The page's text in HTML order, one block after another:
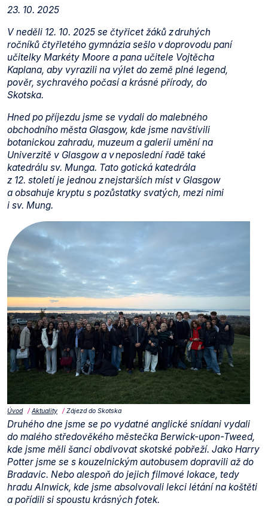
23. 10. 2025
V neděli 12. 10. 2025 se čtyřicet žáků z druhých
ročníků čtyřletého gymnázia sešlo v doprovodu paní
učitelky Markéty Moore a pana učitele Vojtěcha
Kaplana, aby vyrazili na výlet do země plné legend,
pověr, sychravého počasí a krásné přírody, do
Skotska.
Hned po příjezdu jsme se vydali do malebného
obchodního města Glasgow, kde jsme navštívili
botanickou zahradu, muzeum a galerii umění na
Univerzitě v Glasgow a v neposlední řadě také
katedrálu sv. Munga. Tato gotická katedrála
z 12. století je jednou z nejstarších míst v Glasgow
a obsahuje kryptu s pozůstatky svatých, mezi nimi
i sv. Mung.
Úvod Aktuality Zájezd do Skotska
Druhého dne jsme se po vydatné anglické snídani vydali
do malého středověkého městečka Berwick-upon-Tweed,
kde jsme měli šanci obdivovat skotské pobřeží. Jako Harry
Potter jsme se s kouzelnickým autobusem dopravili až do
Bradavic. Nebo alespoň do jejich filmové lokace, tedy
hradu Alnwick, kde jsme absolvovali lekci létání na koštěti
a pořídili si spoustu krásných fotek.